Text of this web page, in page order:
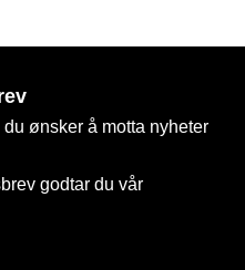
ønsker å motta nyheter
godtar du vår